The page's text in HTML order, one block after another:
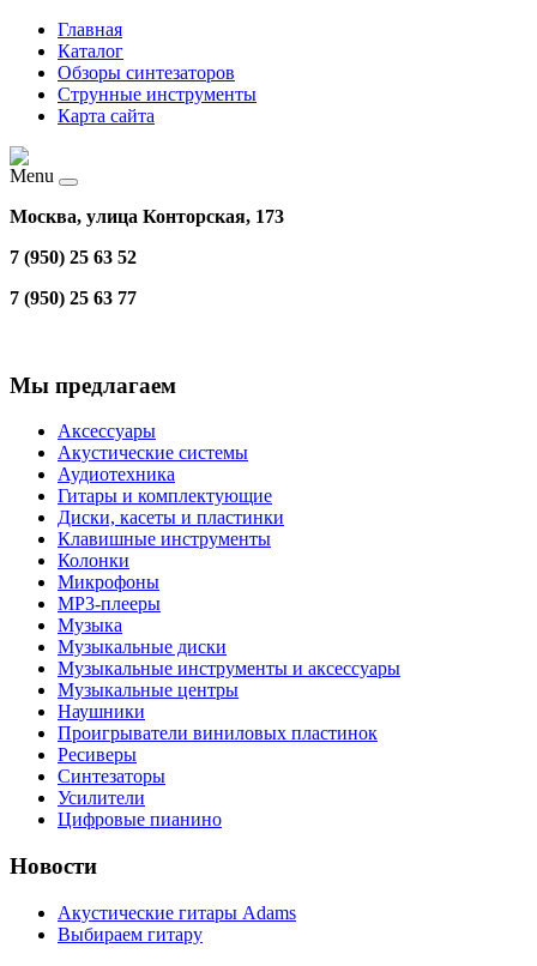
Главная
Каталог
Обзоры синтезаторов
Струнные инструменты
Карта сайта
Menu
Москва, улица Конторская, 173
7 (950) 25 63 52
7 (950) 25 63 77
Мы предлагаем
Аксессуары
Акустические системы
Аудиотехника
Гитары и комплектующие
Диски, касеты и пластинки
Клавишные инструменты
Колонки
Микрофоны
МР3-плееры
Музыка
Музыкальные диски
Музыкальные инструменты и аксессуары
Музыкальные центры
Наушники
Проигрыватели виниловых пластинок
Ресиверы
Синтезаторы
Усилители
Цифровые пианино
Новости
Акустические гитары Adams
Выбираем гитару